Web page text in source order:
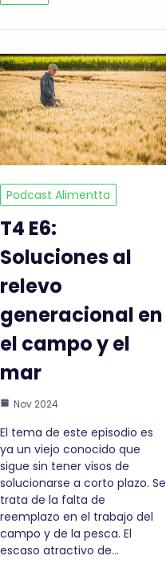
Podcast Alimentta
T4 E6:
Soluciones al
relevo
generacional en
el campo y el
mar
Nov 2024
El tema de este episodio es
ya un viejo conocido que
sigue sin tener visos de
solucionarse a corto plazo. Se
trata de la falta de
reemplazo en el trabajo del
campo y de la pesca. El
escaso atractivo de…